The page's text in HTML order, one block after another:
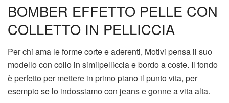
BOMBER EFFETTO PELLE CON
COLLETTO IN PELLICCIA
Per chi ama le forme corte e aderenti, Motivi pensa il suo
modello con collo in similpelliccia e bordo a coste. Il fondo
è perfetto per mettere in primo piano il punto vita, per
esempio se lo indossiamo con jeans e gonne a vita alta.